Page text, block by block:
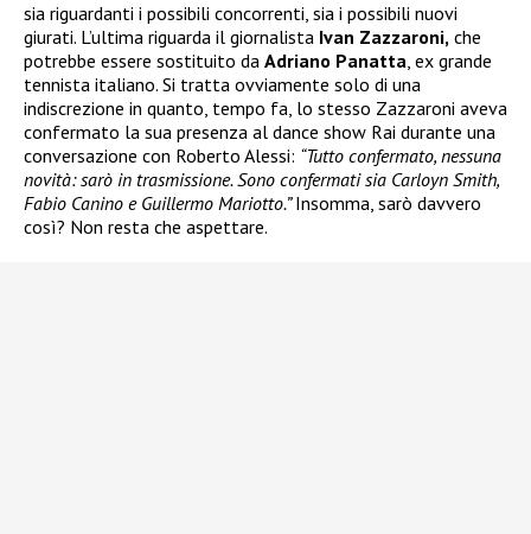
sia riguardanti i possibili concorrenti, sia i possibili nuovi
giurati. L’ultima riguarda il giornalista Ivan Zazzaroni, che
potrebbe essere sostituito da Adriano Panatta, ex grande
tennista italiano. Si tratta ovviamente solo di una
indiscrezione in quanto, tempo fa, lo stesso Zazzaroni aveva
confermato la sua presenza al dance show Rai durante una
conversazione con Roberto Alessi: “Tutto confermato, nessuna
novità: sarò in trasmissione. Sono confermati sia Carloyn Smith,
Fabio Canino e Guillermo Mariotto.”Insomma, sarò davvero
così? Non resta che aspettare.